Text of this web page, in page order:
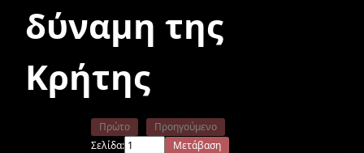
δύναμη της
Κρήτης
Πρώτο
Προηγούμενο
Σελίδα:
Μετάβαση